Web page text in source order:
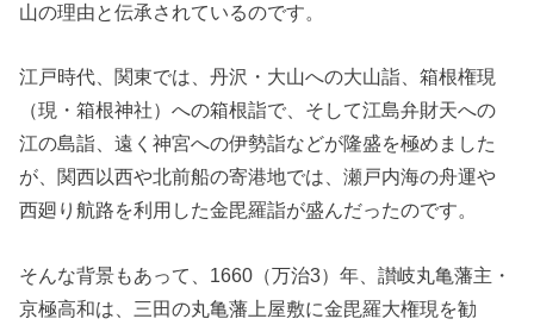
山の理由と伝承されているのです。
江戸時代、関東では、丹沢・大山への大山詣、箱根権現
（現・箱根神社）への箱根詣で、そして江島弁財天への
江の島詣、遠く神宮への伊勢詣などが隆盛を極めました
が、関西以西や北前船の寄港地では、瀬戸内海の舟運や
西廻り航路を利用した金毘羅詣が盛んだったのです。
そんな背景もあって、1660（万治3）年、讃岐丸亀藩主・
京極高和は、三田の丸亀藩上屋敷に金毘羅大権現を勧